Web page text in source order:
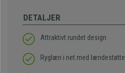
DETALJER
Attraktivt rundet design
Ryglæn i net med lændestøtte